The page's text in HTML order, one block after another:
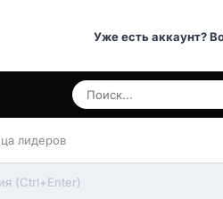
Уже есть аккаунт?
лидеров
(Ctrl+Enter)